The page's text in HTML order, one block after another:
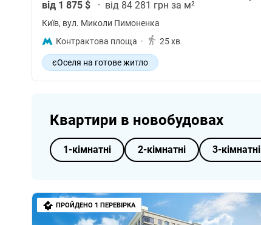
від 1 875 $ · від 84 281 грн за м²
Київ, вул. Миколи Пимоненка
Контрактова площа · 25 хв
єОселя на готове житло
Квартири в новобудовах
1-кімнатні 2-кімнатні 3-кімнатні
ПРОЙДЕНО 1 ПЕРЕВІРКА